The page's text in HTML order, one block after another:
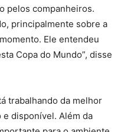
pelos companheiros.
principalmente sobre a
Ele entendeu
Copa do Mundo”, disse
trabalhando da melhor
disponível. Além da